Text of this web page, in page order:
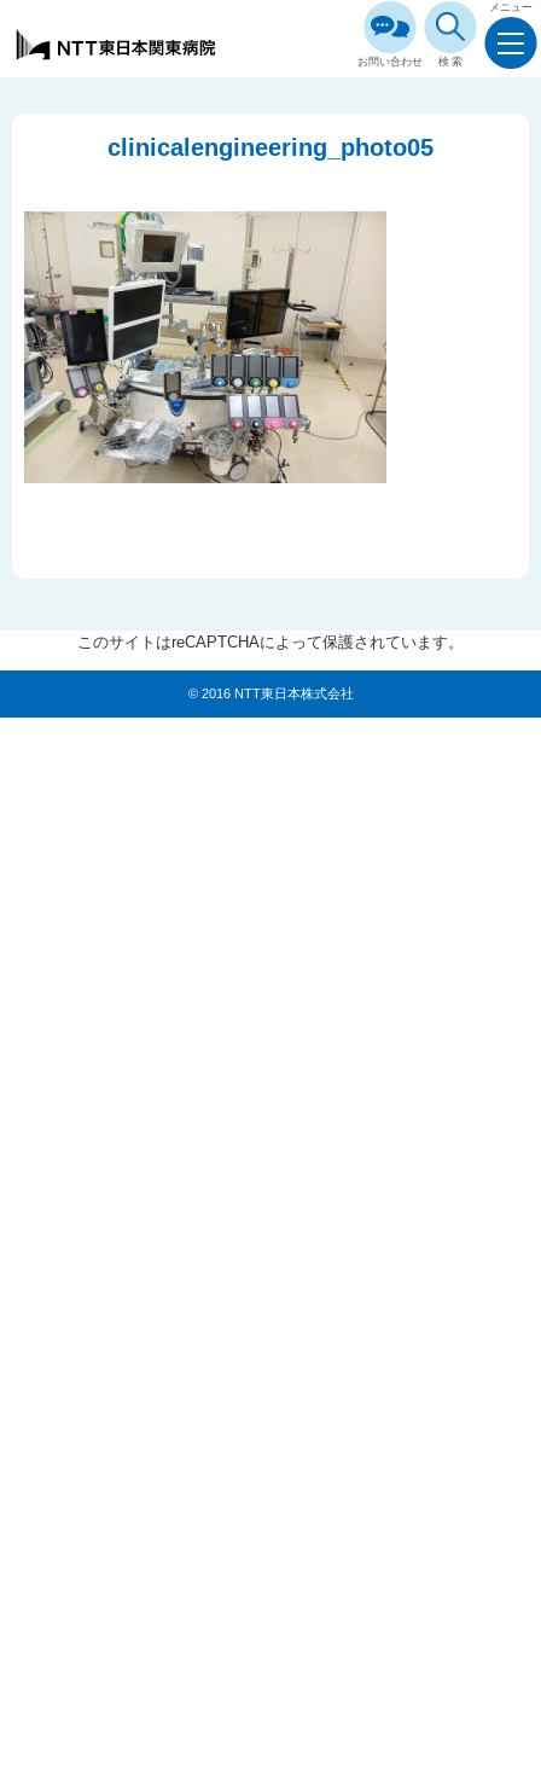
お問い合わせ 検索
メニュー
clinicalengineering_photo05
このサイトはreCAPTCHAによって保護されています。
© 2016 NTT東日本株式会社